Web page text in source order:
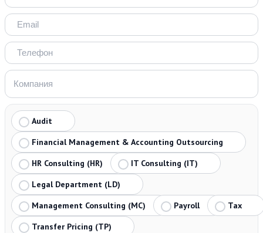
Audit
Financial Management & Accounting Outsourcing
HR Consulting (HR)
IT Consulting (IT)
Legal Department (LD)
Management Consulting (MC)
Payroll
Tax
Transfer Pricing (TP)